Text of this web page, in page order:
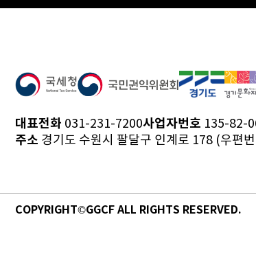
대표전화 031-231-7200사업자번호 135-82-
주소 경기도 수원시 팔달구 인계로 178 (우편
COPYRIGHT©GGCF ALL RIGHTS RESERVED.